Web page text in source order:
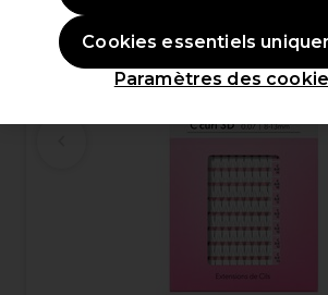
Paramètres des
Cookies essentiels